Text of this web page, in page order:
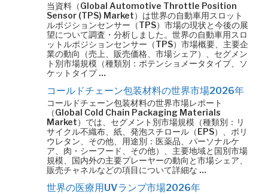
当資料（Global Automotive Throttle Position
Sensor (TPS) Market）は世界の自動車用スロット
ルポジションセンサー（TPS）市場の現状と今後の展
望について調査・分析しました。世界の自動車用スロ
ットルポジションセンサー（TPS）市場概要、主要企
業の動向（売上、販売価格、市場シェア）、セグメン
ト別市場規模（種類別：ポテンショメータタイプ、ソ
ケットタイプ …
コールドチェーン包装材料の世界市場2026年
コールドチェーン包装材料の世界市場レポート
（Global Cold Chain Packaging Materials
Market）では、セグメント別市場規模（種類別：リ
サイクル不織布、紙、発泡スチロール（EPS）、ポリ
ウレタン、その他、用途別：医薬品、パーソナルケ
ア、肉・シーフード、その他）、主要地域と国別市場
規模、国内外の主要プレーヤーの動向と市場シェア、
販売チャネルなどの項目について詳細な …
世界の医療用UVランプ市場2026年